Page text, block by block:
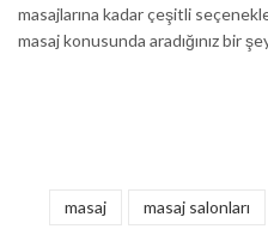
masajlarına kadar çeşitli
masaj konusunda aradığınız bir
masaj masaj salonları